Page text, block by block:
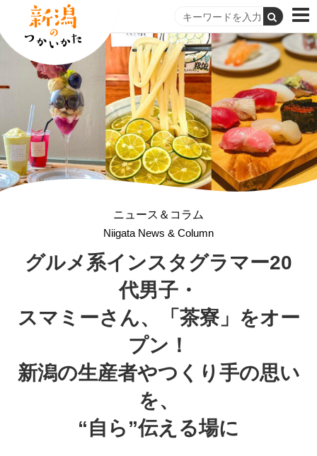
ニュース＆コラム
Niigata News & Column
グルメ系インスタグラマー20
代男子・
スマミーさん、「茶寮」をオー
プン！
新潟の生産者やつくり手の思い
を、
“自ら”伝える場に